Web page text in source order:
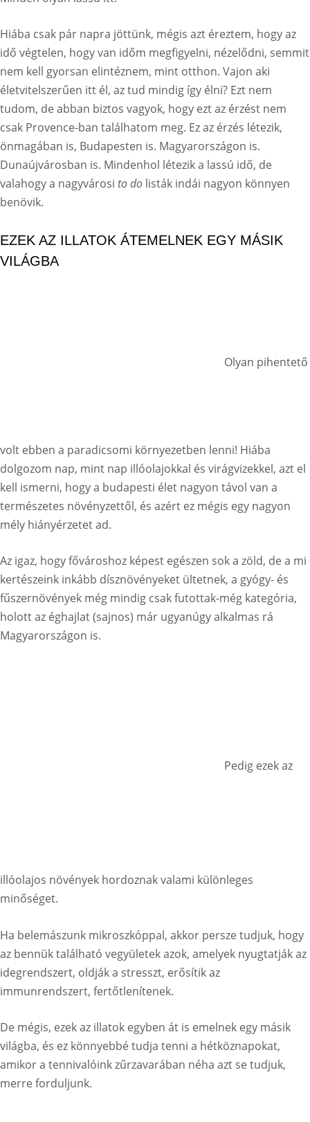
Hiába csak pár napra jöttünk, mégis azt éreztem, hogy az
idő végtelen, hogy van időm megfigyelni, nézelődni, semmit
nem kell gyorsan elintéznem, mint otthon. Vajon aki
életvitelszerűen itt él, az tud mindig így élni? Ezt nem
tudom, de abban biztos vagyok, hogy ezt az érzést nem
csak Provence-ban találhatom meg. Ez az érzés létezik,
önmagában is, Budapesten is. Magyarországon is.
Dunaújvárosban is. Mindenhol létezik a lassú idő, de
valahogy a nagyvárosi to do listák indái nagyon könnyen
benövik.
EZEK AZ ILLATOK ÁTEMELNEK EGY MÁSIK
VILÁGBA
Olyan pihentető
volt ebben a paradicsomi környezetben lenni! Hiába
dolgozom nap, mint nap illóolajokkal és virágvizekkel, azt el
kell ismerni, hogy a budapesti élet nagyon távol van a
természetes növényzettől, és azért ez mégis egy nagyon
mély hiányérzetet ad.
Az igaz, hogy fővároshoz képest egészen sok a zöld, de a mi
kertészeink inkább dísznövényeket ültetnek, a gyógy- és
fűszernövények még mindig csak futottak-még kategória,
holott az éghajlat (sajnos) már ugyanúgy alkalmas rá
Magyarországon is.
Pedig ezek az
illóolajos növények hordoznak valami különleges
minőséget.
Ha belemászunk mikroszkóppal, akkor persze tudjuk, hogy
az bennük található vegyületek azok, amelyek nyugtatják az
idegrendszert, oldják a stresszt, erősítik az
immunrendszert, fertőtlenítenek.
De mégis, ezek az illatok egyben át is emelnek egy másik
világba, és ez könnyebbé tudja tenni a hétköznapokat,
amikor a tennivalóink zűrzavarában néha azt se tudjuk,
merre forduljunk.